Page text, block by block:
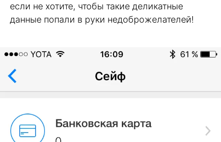
если не хотите, чтобы такие деликатные
данные попали в руки недоброжелателей!